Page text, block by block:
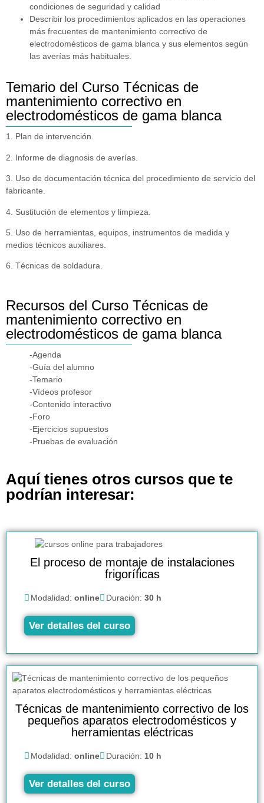
condiciones de seguridad y calidad
Describir los procedimientos aplicados en las operaciones
más frecuentes de mantenimiento correctivo de
electrodomésticos de gama blanca y sus elementos según
las averías más habituales.
Temario del Curso Técnicas de
mantenimiento correctivo en
electrodomésticos de gama blanca
1. Plan de intervención.
2. Informe de diagnosis de averías.
3. Uso de documentación técnica del procedimiento de servicio del
fabricante.
4. Sustitución de elementos y limpieza.
5. Uso de herramientas, equipos, instrumentos de medida y
medios técnicos auxiliares.
6. Técnicas de soldadura.
Recursos del Curso Técnicas de
mantenimiento correctivo en
electrodomésticos de gama blanca
-Agenda
-Guía del alumno
-Temario
-Vídeos profesor
-Contenido interactivo
-Foro
-Ejercicios supuestos
-Pruebas de evaluación
Aquí tienes otros cursos que te
podrían interesar:
El proceso de montaje de instalaciones
frigoríficas
Modalidad: online Duración: 30 h
Ver detalles del curso
Técnicas de mantenimiento correctivo de los
pequeños aparatos electrodomésticos y
herramientas eléctricas
Modalidad: online Duración: 10 h
Ver detalles del curso